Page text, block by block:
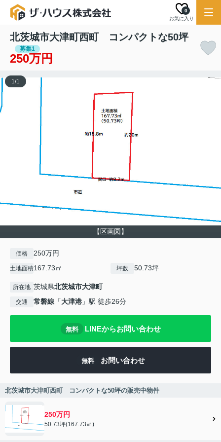
お気に入り
0
北茨城市大津町西町 コンパクトな50坪
募集1
250万円
【区画図】
1/1
価格 250万円
土地面積167.73㎡ 坪数 50.73坪
所在地 茨城県北茨城市大津町
交通 常磐線 「大津港 」駅 徒歩26分
無料 LINEからお問い合わせ
無料 お問い合わせ
北茨城市大津町西町 コンパクトな50坪の販売中物件
250万円
50.73坪(167.73㎡)